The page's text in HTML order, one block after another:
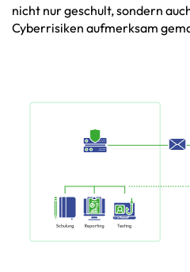
nicht nurgeschult,sondern
Cyberrisiken aufmerksam